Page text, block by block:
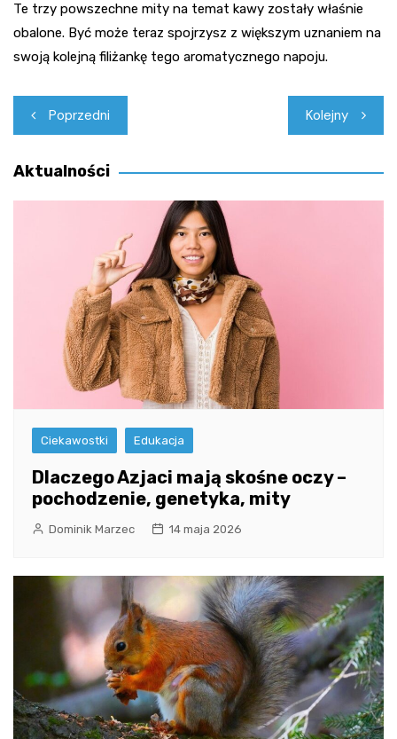
Te trzy powszechne mity na temat kawy zostały właśnie
obalone. Być może teraz spojrzysz z większym uznaniem na
swoją kolejną filiżankę tego aromatycznego napoju.
Nawigacja
wpisu
Poprzedni Kolejny
Aktualności
Ciekawostki Edukacja
Dlaczego Azjaci mają skośne oczy –
pochodzenie, genetyka, mity
Dominik Marzec 14 maja 2026